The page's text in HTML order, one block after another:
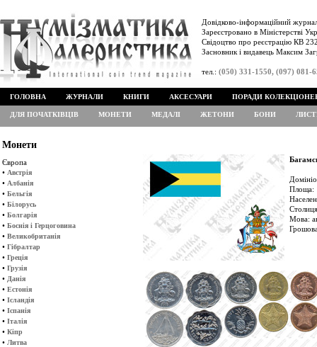
Довідково-інформаційний
Зареєстровано в Міністерстві
Свідоцтво про реєстрацію КВ
Засновник і видавець Максим
тел.: (050) 331-1550, (097) 081-
ГОЛОВНА ЖУРНАЛИ КНИГИ АКСЕСУАРИ ПОРАДИ
ДЛЯ ПОЧАТКІВЦІВ МОНЕТИ МЕДАЛІ ЖЕТОНИ БОНИ
Монети
Європа
• Австрія
• Албанія
• Бельгія
• Білорусь
• Болгарія
• Боснія і Герцоговина
• Великобританія
• Гібралтар
• Греція
• Грузія
• Данія
• Естонія
• Ісландія
• Іспанія
• Італія
• Кіпр
• Литва
Площа:
Мова: